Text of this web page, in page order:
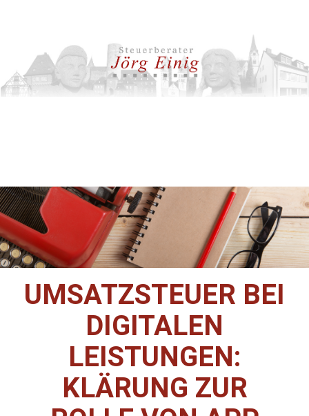
UMSATZSTEUER BEI
DIGITALEN
LEISTUNGEN:
KLÄRUNG ZUR